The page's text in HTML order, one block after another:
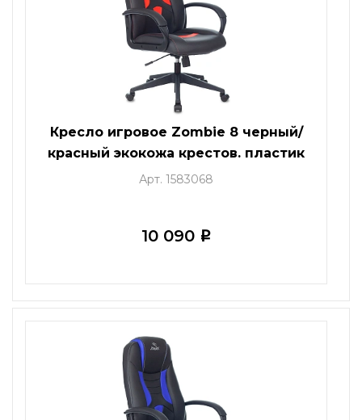
Кресло игровое Zombie 8 черный/
красный экокожа крестов. пластик
Арт. 1583068
10 090 i